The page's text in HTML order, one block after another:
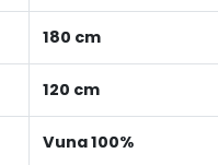
180 cm
120 cm
Vuna 100%